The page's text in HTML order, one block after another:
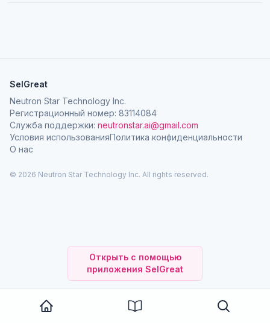
Открыть с помощью
приложения SelGreat
SelGreat
Neutron Star Technology Inc.
Регистрационный номер: 83114084
Служба поддержки: neutronstar.ai@gmail.com
Условия использованияПолитика конфиденциальности
О нас
© 2026 Neutron Star Technology Inc. All rights reserved.